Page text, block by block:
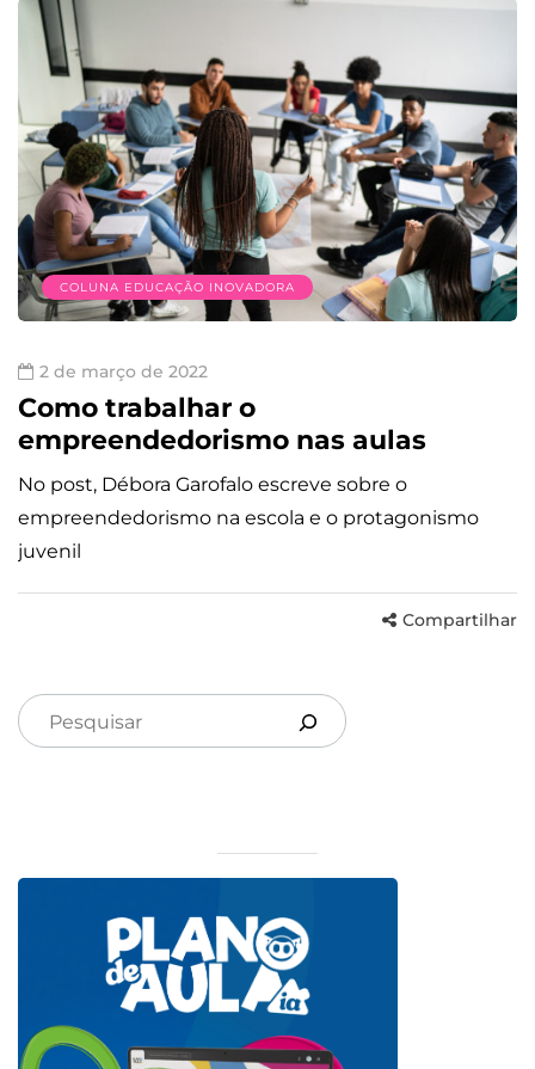
COLUNA EDUCAÇÃO INOVADORA
2 de março de 2022
Como trabalhar o
empreendedorismo nas aulas
No post, Débora Garofalo escreve sobre o
empreendedorismo na escola e o protagonismo
juvenil
Compartilhar